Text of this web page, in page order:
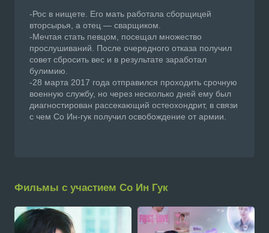
-Рос в нищете. Его мать работала сборщицей
вторсырья, а отец — сварщиком.
-Мечтая стать певцом, посещал множество
прослушиваний. После очередного отказа получил
совет сбросить вес и в результате заработал
булимию.
-28 марта 2017 года отправился проходить срочную
военную службу, но через несколько дней ему был
диагностирован рассекающий остеохондрит, в связи
с чем Со Ин-гук получил освобождение от армии.
Фильмы с участием Со Ин Гук